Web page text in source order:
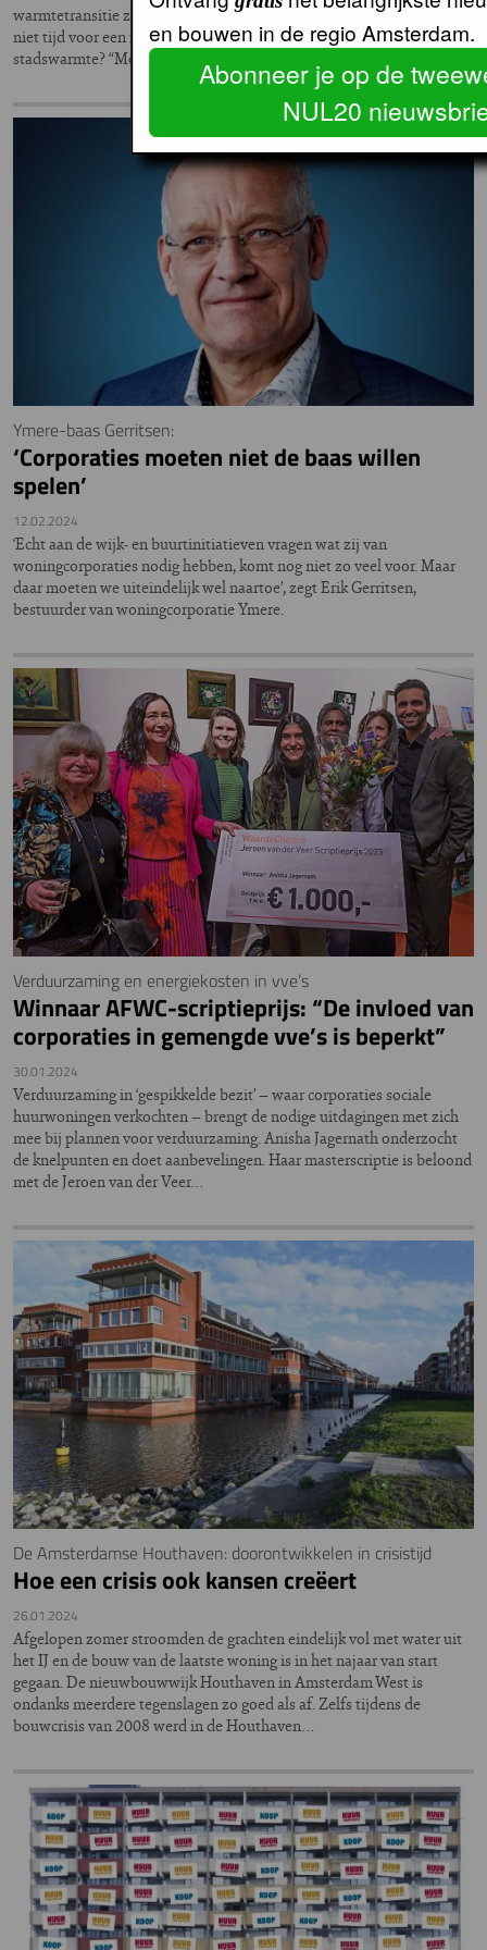
warmtetransitie zijn, worden veel sociale huurders geraakt. Wordt het
niet tijd voor een fundamentele discussie over de betaalbaarheid van
stadswarmte? “Met een…
Ymere-baas Gerritsen:
‘Corporaties moeten niet de baas willen
spelen’
12.02.2024
‘Echt aan de wijk- en buurtinitiatieven vragen wat zij van
woningcorporaties nodig hebben, komt nog niet zo veel voor. Maar
daar moeten we uiteindelijk wel naartoe’, zegt Erik Gerritsen,
bestuurder van woningcorporatie Ymere.
Verduurzaming en energiekosten in vve’s
Winnaar AFWC-scriptieprijs: “De invloed van
corporaties in gemengde vve’s is beperkt”
30.01.2024
Verduurzaming in ‘gespikkelde bezit’ – waar corporaties sociale
huurwoningen verkochten – brengt de nodige uitdagingen met zich
mee bij plannen voor verduurzaming. Anisha Jagernath onderzocht
de knelpunten en doet aanbevelingen. Haar masterscriptie is beloond
met de Jeroen van der Veer…
De Amsterdamse Houthaven: doorontwikkelen in crisistijd
Hoe een crisis ook kansen creëert
26.01.2024
Afgelopen zomer stroomden de grachten eindelijk vol met water uit
het IJ en de bouw van de laatste woning is in het najaar van start
gegaan. De nieuwbouwwijk Houthaven in Amsterdam West is
ondanks meerdere tegenslagen zo goed als af. Zelfs tijdens de
bouwcrisis van 2008 werd in de Houthaven…
en bouwen in de regio Amsterdam.
Abonneer je op de
NUL20